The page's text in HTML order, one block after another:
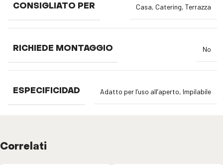
CONSIGLIATO PER Casa, Catering,Terrazza
RICHIEDE MONTAGGIO No
ESPECIFICIDAD Adatto per l’uso all’aperto, Impilabile
Correlati